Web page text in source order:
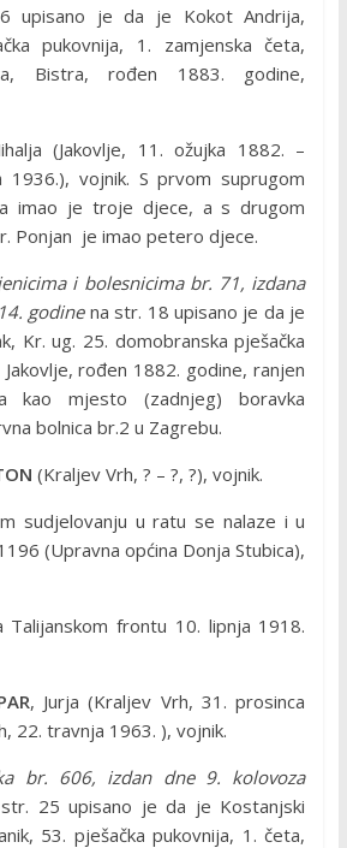
je da je Kokot Andrija,
pukovnija, 1. zamjenska četa,
Bistra, rođen 1883. godine,
(Jakovlje, 11. ožujka 1882. –
1936.), vojnik. S prvom suprugom
imao je troje djece, a s drugom
Ponjan je imao petero djece.
i bolesnicima br. 71, izdana
godinena str. 18 upisano je da je
Kr. ug. 25. domobranska pješačka
rođen 1882. godine, ranjen
kao mjesto (zadnjeg) boravka
bolnica br.2 u Zagrebu.
(Kraljev Vrh, ? – ?, ?), vojnik.
sudjelovanju u ratu se nalaze i u
(Upravna općina Donja Stubica),
Talijanskom frontu 10. lipnja 1918.
, Jurja (Kraljev Vrh, 31. prosinca
22. travnja 1963. ), vojnik.
br. 606, izdan dne 9. kolovoza
25 upisano je da je Kostanjski
53. pješačka pukovnija, 1. četa,